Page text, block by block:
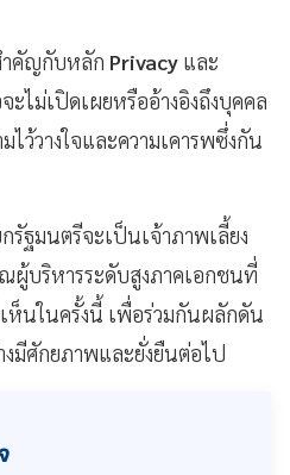
ำคัญกับหลัก Privacy และ
ะไม่เปิดเผยหรืออ้างอิงถึงบุคคล
ไว้วางใจและความเคารพซึ่งกัน
รัฐมนตรีจะเป็นเจ้าภาพเลี้ยง
ผู้บริหารระดับสูงภาคเอกชนที่
ห็นในครั้งนี้ เพื่อร่วมกันผลักดัน
งมีศักยภาพและยั่งยืนต่อไป